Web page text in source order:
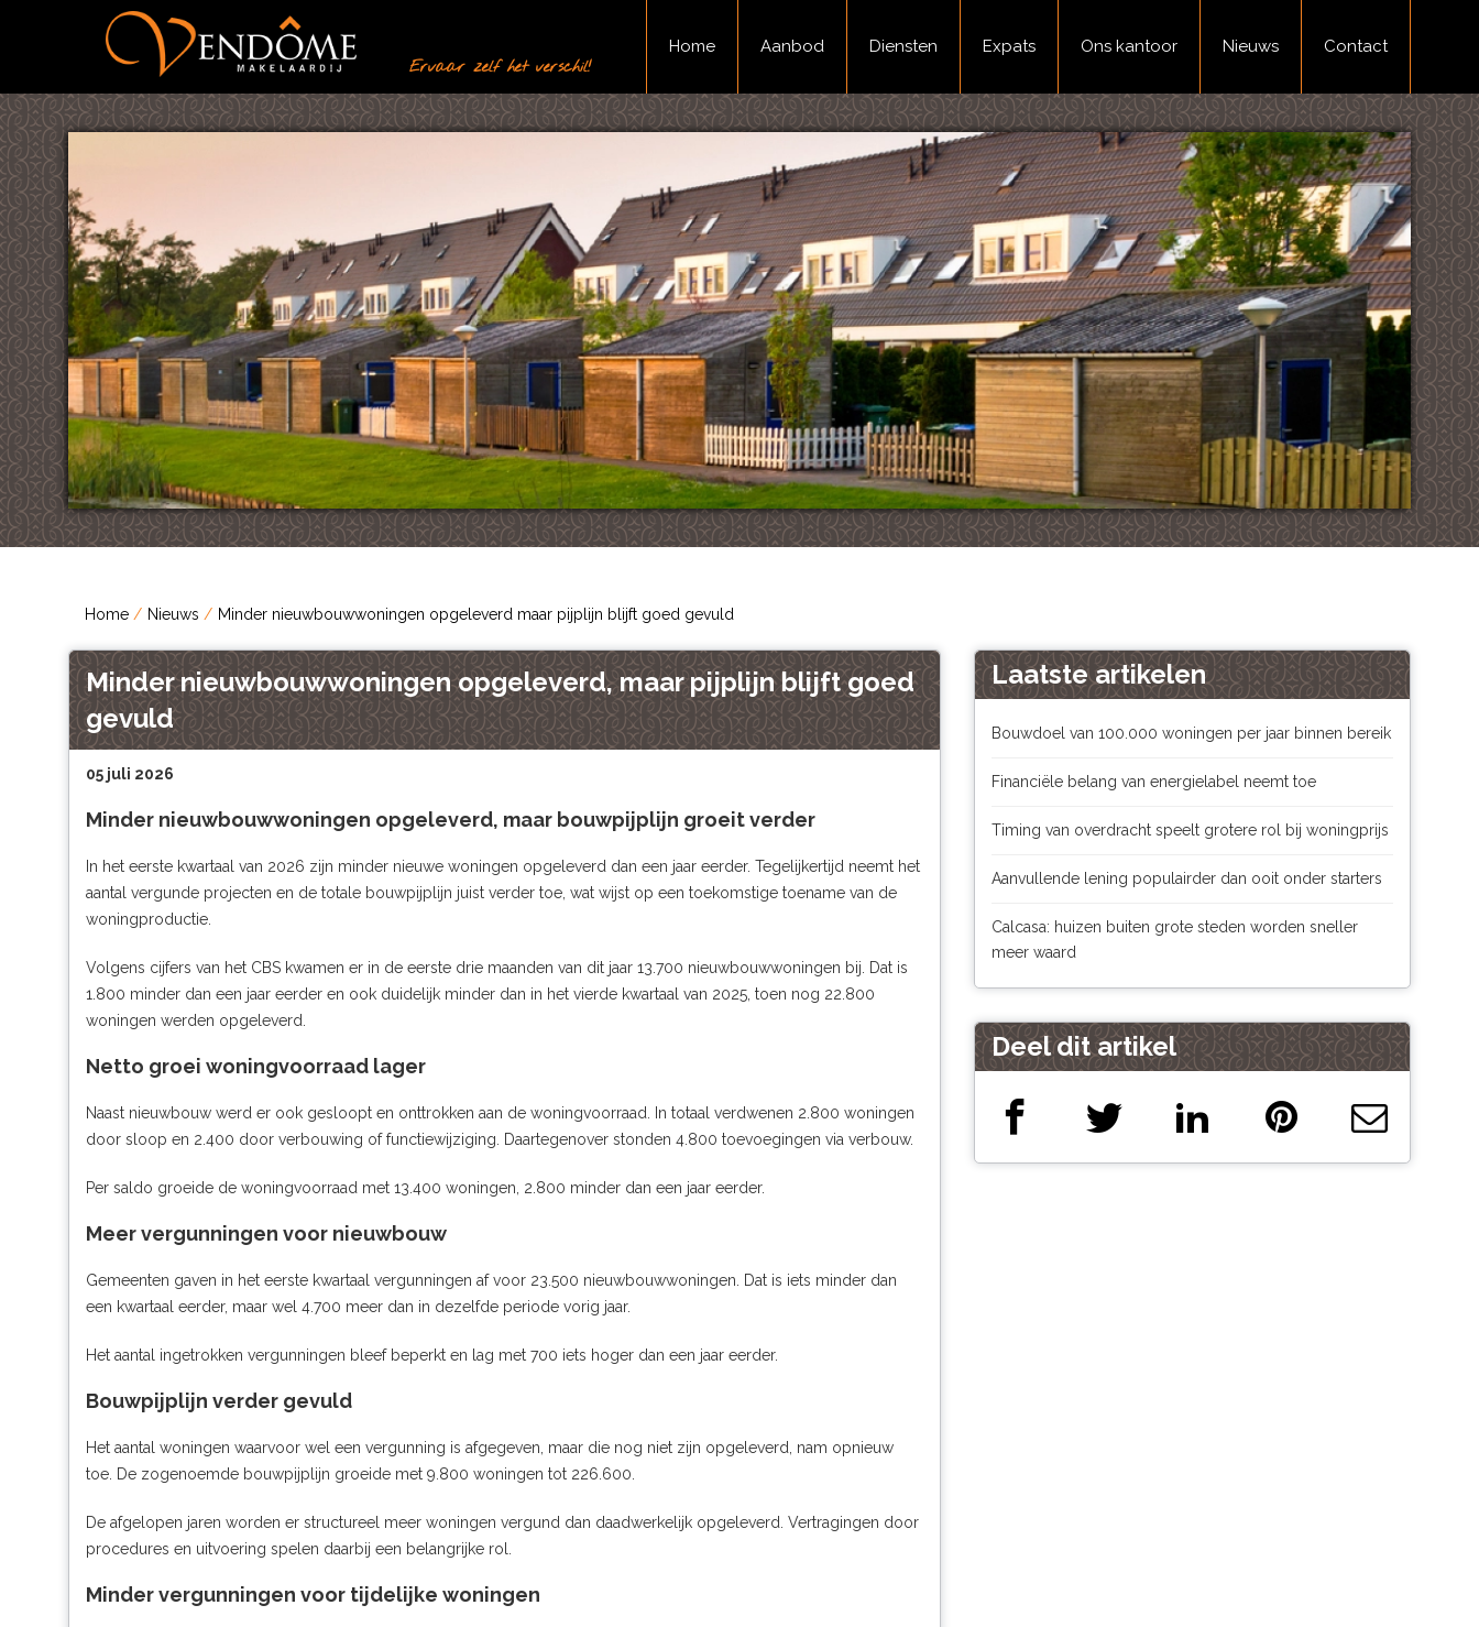
Ervaar zelf het verschil!
Home Aanbod Diensten Expats Ons kantoor Nieuws Contact
Home Nieuws Minder nieuwbouwwoningen opgeleverd maar pijplijn blijft goed gevuld
Minder nieuwbouwwoningen opgeleverd, maar pijplijn blijft goed
gevuld
05 juli 2026
Minder nieuwbouwwoningen opgeleverd, maar bouwpijplijn groeit verder
In het eerste kwartaal van 2026 zijn minder nieuwe woningen opgeleverd dan een jaar eerder. Tegelijkertijd neemt het
aantal vergunde projecten en de totale bouwpijplijn juist verder toe, wat wijst op een toekomstige toename van de
woningproductie.
Volgens cijfers van het CBS kwamen er in de eerste drie maanden van dit jaar 13.700 nieuwbouwwoningen bij. Dat is
1.800 minder dan een jaar eerder en ook duidelijk minder dan in het vierde kwartaal van 2025, toen nog 22.800
woningen werden opgeleverd.
Netto groei woningvoorraad lager
Naast nieuwbouw werd er ook gesloopt en onttrokken aan de woningvoorraad. In totaal verdwenen 2.800 woningen
door sloop en 2.400 door verbouwing of functiewijziging. Daartegenover stonden 4.800 toevoegingen via verbouw.
Per saldo groeide de woningvoorraad met 13.400 woningen, 2.800 minder dan een jaar eerder.
Meer vergunningen voor nieuwbouw
Gemeenten gaven in het eerste kwartaal vergunningen af voor 23.500 nieuwbouwwoningen. Dat is iets minder dan
een kwartaal eerder, maar wel 4.700 meer dan in dezelfde periode vorig jaar.
Het aantal ingetrokken vergunningen bleef beperkt en lag met 700 iets hoger dan een jaar eerder.
Bouwpijplijn verder gevuld
Het aantal woningen waarvoor wel een vergunning is afgegeven, maar die nog niet zijn opgeleverd, nam opnieuw
toe. De zogenoemde bouwpijplijn groeide met 9.800 woningen tot 226.600.
De afgelopen jaren worden er structureel meer woningen vergund dan daadwerkelijk opgeleverd. Vertragingen door
procedures en uitvoering spelen daarbij een belangrijke rol.
Minder vergunningen voor tijdelijke woningen
Laatste artikelen
Bouwdoel van 100.000 woningen per jaar binnen bereik
Financiële belang van energielabel neemt toe
Timing van overdracht speelt grotere rol bij woningprijs
Aanvullende lening populairder dan ooit onder starters
Calcasa: huizen buiten grote steden worden sneller
meer waard
Deel dit artikel